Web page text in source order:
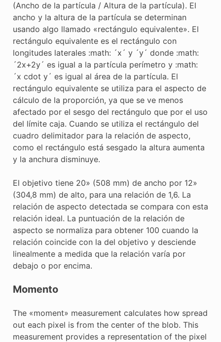
(Ancho de la partícula / Altura de la partícula). El
ancho y la altura de la partícula se determinan
usando algo llamado «rectángulo equivalente». El
rectángulo equivalente es el rectángulo con
longitudes laterales :math: ´x´ y ´y´ donde :math:
´2x+2y´ es igual a la partícula perímetro y :math:
´x cdot y´ es igual al área de la partícula. El
rectángulo equivalente se utiliza para el aspecto de
cálculo de la proporción, ya que se ve menos
afectado por el sesgo del rectángulo que por el uso
del límite caja. Cuando se utiliza el rectángulo del
cuadro delimitador para la relación de aspecto,
como el rectángulo está sesgado la altura aumenta
y la anchura disminuye.
El objetivo tiene 20» (508 mm) de ancho por 12»
(304,8 mm) de alto, para una relación de 1,6. La
relación de aspecto detectada se compara con esta
relación ideal. La puntuación de la relación de
aspecto se normaliza para obtener 100 cuando la
relación coincide con la del objetivo y desciende
linealmente a medida que la relación varía por
debajo o por encima.
Momento
The «moment» measurement calculates how spread
out each pixel is from the center of the blob. This
measurement provides a representation of the pixel